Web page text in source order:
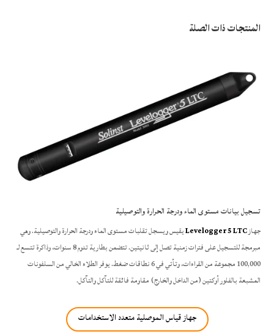
المنتجات ذات الصلة
تسجيل بيانات مستوى الماء ودرجة الحرارة والتوصيلية
جهازLevelogger 5 LTCيقيس ويسجل تقلبات مستوى الماء ودرجة الحرارة والتوصيلية. وهي
مبرمجة للتسجيل على فترات زمنية تصل إلى ثانيتين. تتضمن بطارية تدوم 8 سنوات، وذاكرة تتسع لـ
100,000 مجموعة من القراءات، وتأتي في 6 نطاقات ضغط. يوفر الطلاء الخالي من السلفونات
المشبعة بالفلور أوكتين (من الداخل والخارج) مقاومة فائقة للتآكل والتآكل.
جهاز قياس الموصلية متعدد الاستخدامات